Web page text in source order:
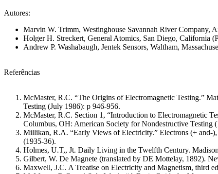
Autores:
Marvin W. Trimm, Westinghouse Savannah River Company,
Holger H. Streckert, General Atomics, San Diego, California
Andrew P. Washabaugh, Jentek Sensors, Waltham,
Referências
McMaster, R.C. “The Origins of Electromagnetic Testing.”
Testing (July 1986): p 946-956.
McMaster, R.C. Section 1, “Introduction to Electromagnetic
Columbus, OH: American Society for Nondestructive Testing
Millikan, R.A. “Early Views of Electricity.” Electrons (+ and-
(1935-36).
Holmes, U.T,, Jt. Daily Living in the Twelfth Century.
Gilbert, W. De Magnete (translated by DE Mottelay, 1892).
Maxwell, J.C. A Treatise on Electricity and Magnetism, third